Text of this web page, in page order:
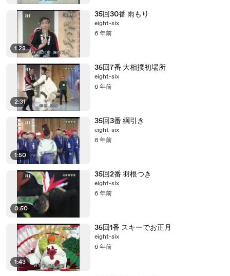
1:28
35回30番 雨もり
eight-six
6 年前
2:31
35回7番 大相撲初場所
eight-six
6 年前
1:50
35回3番 綱引き
eight-six
6 年前
0:50
35回2番 羽根つき
eight-six
6 年前
1:43
35回1番 スキーでお正月
eight-six
6 年前